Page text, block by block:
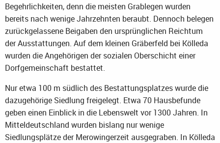
Begehrlichkeiten, denn die meisten Grablegen wurden
bereits nach wenige Jahrzehnten beraubt. Dennoch belegen
zurückgelassene Beigaben den ursprünglichen Reichtum
der Ausstattungen. Auf dem kleinen Gräberfeld bei Kölleda
wurden die Angehörigen der sozialen Oberschicht einer
Dorfgemeinschaft bestattet.
Nur etwa 100 m südlich des Bestattungsplatzes wurde die
dazugehörige Siedlung freigelegt. Etwa 70 Hausbefunde
geben einen Einblick in die Lebenswelt vor 1300 Jahren. In
Mitteldeutschland wurden bislang nur wenige
Siedlungsplätze der Merowingerzeit ausgegraben. In Kölleda